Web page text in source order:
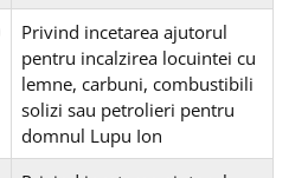
Privind incetarea ajutorul
pentru incalzirea locuintei cu
lemne, carbuni, combustibili
solizi sau petrolieri pentru
domnul Lupu Ion